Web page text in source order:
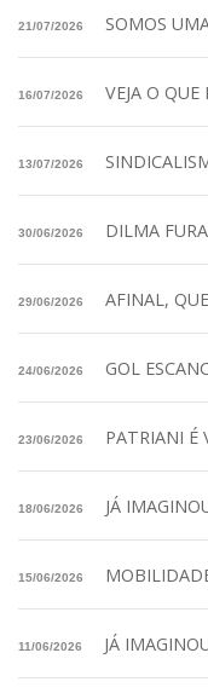
21/07/2026 SOMOS
16/07/2026 VEJA O
13/07/2026
30/06/2026 DILMA
29/06/2026 AFINAL,
24/06/2026 GOL
23/06/2026 PATRIANI É
18/06/2026 JÁ
15/06/2026
11/06/2026 JÁ